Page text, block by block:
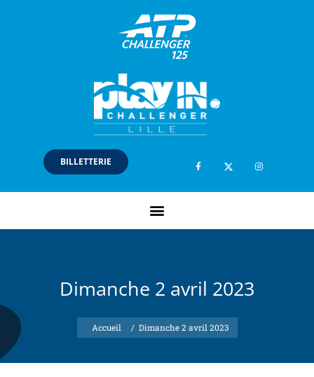
BILLETTERIE
Dimanche 2 avril 2023
Accueil / Dimanche 2 avril 2023